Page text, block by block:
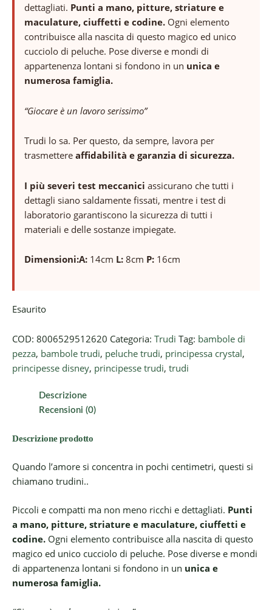
dettagliati. Punti a mano, pitture, striature e
maculature, ciuffetti e codine. Ogni elemento
contribuisce alla nascita di questo magico ed unico
cucciolo di peluche. Pose diverse e mondi di
appartenenza lontani si fondono in un unica e
numerosa famiglia.
“Giocare è un lavoro serissimo”
Trudi lo sa. Per questo, da sempre, lavora per
trasmettere affidabilità e garanzia di sicurezza.
I più severi test meccanici assicurano che tutti i
dettagli siano saldamente fissati, mentre i test di
laboratorio garantiscono la sicurezza di tutti i
materiali e delle sostanze impiegate.
Dimensioni:A: 14cm L: 8cm P: 16cm
Esaurito
COD: 8006529512620 Categoria: Trudi Tag: bambole di
pezza, bambole trudi, peluche trudi, principessa crystal,
principesse disney, principesse trudi, trudi
Descrizione
Recensioni (0)
Descrizione prodotto
Quando l’amore si concentra in pochi centimetri, questi si
chiamano trudini..
Piccoli e compatti ma non meno ricchi e dettagliati. Punti
a mano, pitture, striature e maculature, ciuffetti e
codine. Ogni elemento contribuisce alla nascita di questo
magico ed unico cucciolo di peluche. Pose diverse e mondi
di appartenenza lontani si fondono in un unica e
numerosa famiglia.